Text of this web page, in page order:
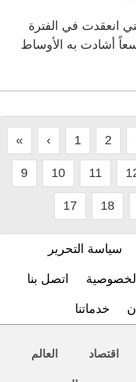
انعقدت في الفترة
‬2012 نجاحاً واسعاً أشادت به الأوساط
« ‹ 1 2
9 10 11
17 18
سياسة التحرير
اتصل بنا
خدماتنا
اقتصاد العالم